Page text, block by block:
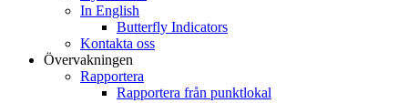
In English
Butterfly Indicators
Kontakta oss
Övervakningen
Rapportera
Rapportera från punktlokal